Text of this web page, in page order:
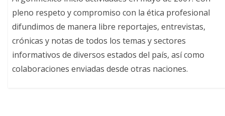
pleno respeto y compromiso con la ética profesional
difundimos de manera libre reportajes, entrevistas,
crónicas y notas de todos los temas y sectores
informativos de diversos estados del país, así como
colaboraciones enviadas desde otras naciones.